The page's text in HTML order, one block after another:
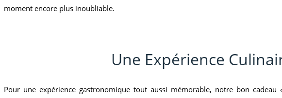
moment encore plus inoubliable.
Une Expérience
Pour une expérience gastronomique tout aussi mémorable, notre bon